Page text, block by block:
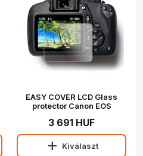
EASY COVER LCD Glass
protector Canon EOS
3 691 HUF
add Kiválaszt